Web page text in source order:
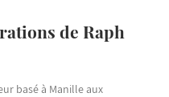
de Raph
basé à Manille aux